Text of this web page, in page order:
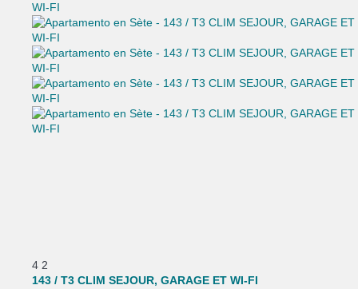
4 2
143 / T3 CLIM SEJOUR, GARAGE ET WI-FI